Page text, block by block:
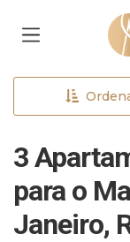
3
para o
Janeiro,